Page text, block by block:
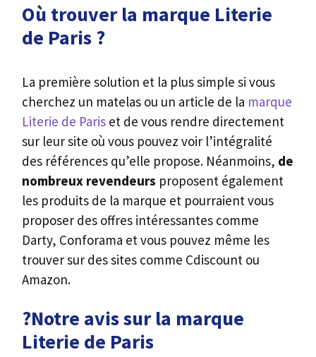
Où ​trouver la marque Literie
de Paris ?
La première solution et la plus simple si vous
cherchez un matelas ou un article de la marque
Literie de Paris et de vous rendre directement
sur leur site où vous pouvez voir l’intégralité
des références qu’elle propose. Néanmoins, de
nombreux revendeurs proposent également
les produits de la marque et pourraient vous
proposer des offres intéressantes comme
Darty, Conforama et vous pouvez même les
trouver sur des sites comme Cdiscount ou
Amazon.
?Notre avis sur la marque
Literie de Paris